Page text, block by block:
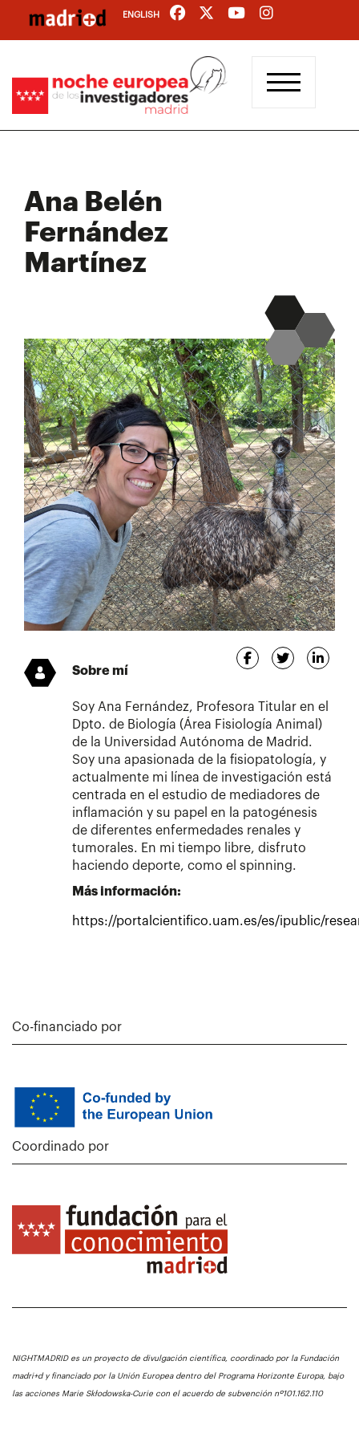
contenido
ENGLISH
Ana Belén
Fernández
Martínez
Sobre mí
Soy Ana Fernández, Profesora Titular en el
Dpto. de Biología (Área Fisiología Animal)
de la Universidad Autónoma de Madrid.
Soy una apasionada de la fisiopatología, y
actualmente mi línea de investigación está
centrada en el estudio de mediadores de
inflamación y su papel en la patogénesis
de diferentes enfermedades renales y
tumorales. En mi tiempo libre, disfruto
haciendo deporte, como el spinning.
Más información:
https://portalcientifico.uam.es/es/ipublic/
Co-financiado por
Coordinado por
NIGHTMADRID es un proyecto de divulgación científica, coordinado por la Fundación
madri+d y financiado por la Unión Europea dentro del Programa Horizonte Europa, bajo
las acciones Marie Skłodowska-Curie con el acuerdo de subvención nº101.162.110